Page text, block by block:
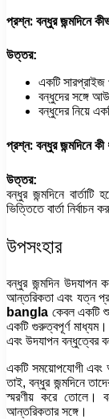
প্রশ্ন: বন্ধুর জন্মদিনে
উত্তর:
একটি
বন্ধুদের সঙ্গে
বন্ধুদের নিয়ে
প্রশ্ন: বন্ধুর জন্মদিনে কী
উত্তর:
বন্ধুর জন্মদিনে
ভিত্তিতে বার্তা নির্বাচন
উপসংহার
বন্ধুর জন্মদিন উদযাপন
আন্তরিকতা এবং যত্ন
bangla কেবল একটি
একটি গুরুত্বপূর্ণ
এবং উদযাপন বন্ধুত্বের
একটি সময়োপযোগী এবং
তাই, বন্ধুর জন্মদিনে
স্মরণীয় করে তোলে।
আন্তরিকতার সঙ্গে।